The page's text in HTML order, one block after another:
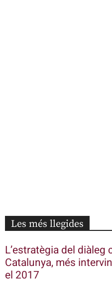
Les més llegides
L’estratègia del
Catalunya, més
el 2017